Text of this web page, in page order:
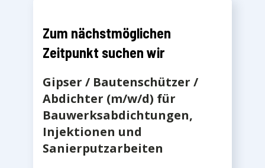
Zum nächstmöglichen
Zeitpunkt suchen wir
Gipser / Bautenschützer /
Abdichter (m/w/d) für
Bauwerksabdichtungen,
Injektionen und
Sanierputzarbeiten